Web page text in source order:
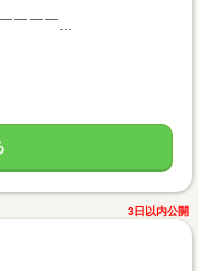
￣￣...
3日以内公開